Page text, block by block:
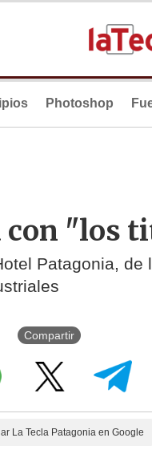
Photoshop
con "los
Patagonia,
Compartir
La Tecla Patagonia en Google